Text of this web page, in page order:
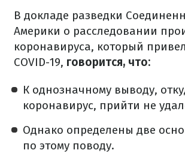
В докладе разведки
Америки о расследовании
коронавируса, который
COVID-19, говорится, что:
К однозначному выводу,
коронавирус, прийти не
Однако определены две
по этому поводу.